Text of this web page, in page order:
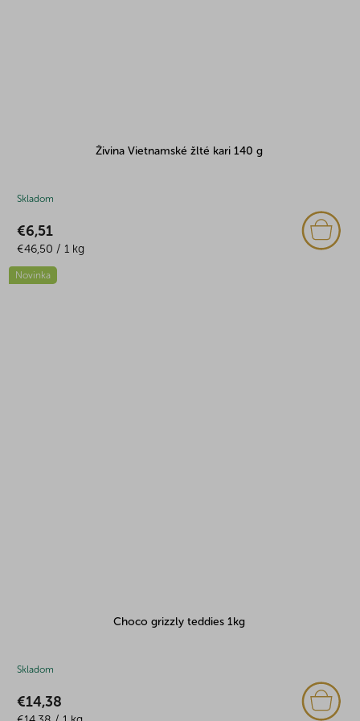
Živina Vietnamské žlté kari 140 g
Skladom
€6,51
Jednotková
cena:
€46,50 / 1 kg
Novinka
Choco grizzly teddies 1kg
Skladom
€14,38